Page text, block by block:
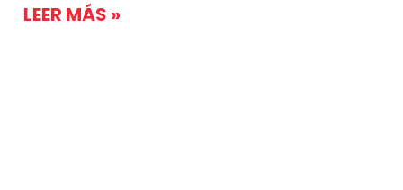
LEER MÁS »